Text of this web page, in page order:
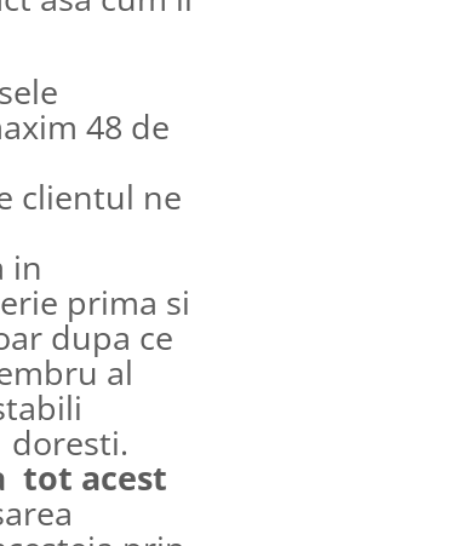
48 de
clientul ne
in
prima si
dupa ce
al
doresti.
tot acest